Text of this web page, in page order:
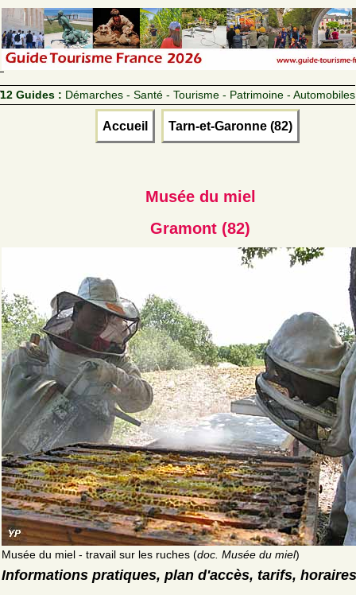
12 Guides : Démarches - Santé - Tourisme - Patrimoine - Automobiles
Accueil Tarn-et-Garonne (82)
Musée du miel
Gramont (82)
Musée du miel - travail sur les ruches (doc. Musée du miel)
Informations pratiques, plan d'accès, tarifs, horaires